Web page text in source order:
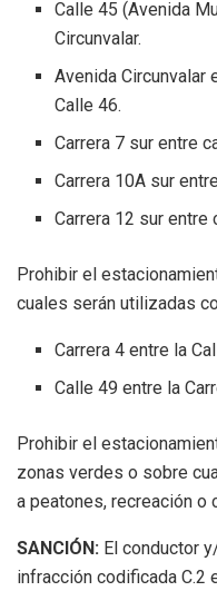
Calle 45 (Avenida
Circunvalar.
Avenida Circunvalar
Calle 46.
Carrera 7 sur entre
Carrera 10A sur
Carrera 12 sur entre
Prohibir el
cuales serán utilizadas
Carrera 4 entre la
Calle 49 entre la
Prohibir el
zonas verdes o sobre
a peatones, recreación o
SANCIÓN: El conductor
infracción codificada C.2